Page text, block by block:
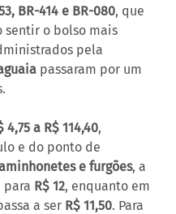
BR-414 e BR-080, que
sentir o bolso mais
pela
passaram por um
4,75 a R$ 114,40,
e do ponto de
e furgões, a
R$ 12, enquanto em
a ser R$ 11,50. Para